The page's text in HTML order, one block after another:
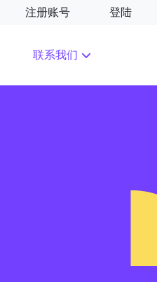
注册账号 登陆
联系我们